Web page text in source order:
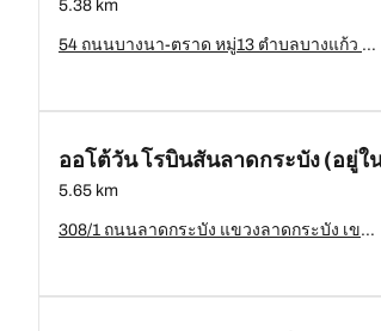
5.38 km
54 ถนนบางนา-ตราด หมู่13 ตำบลบางแก้ว อำเภอบางพลี สมุทรปราการ 10540, บำงพลี - 10540
ออโต้วัน โรบินสันลาดกระบัง (อยู่ใ
5.65 km
308/1 ถนนลาดกระบัง แขวงลาดกระบัง เขตลาดกระบัง กรุงเทพมหานคร 10520, ลำดกระบัง - 10520